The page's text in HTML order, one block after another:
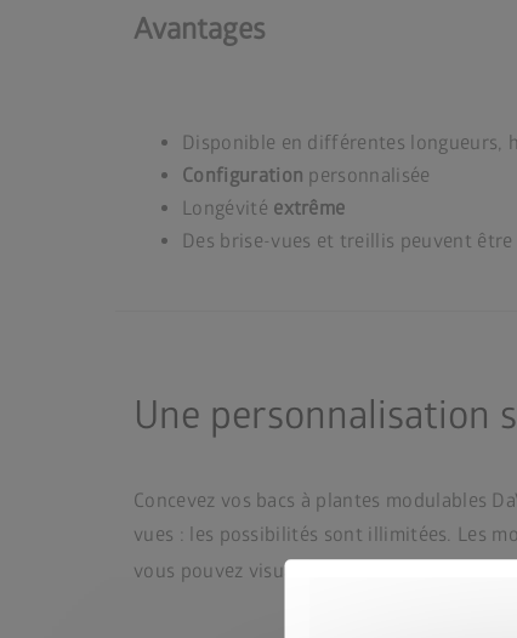
Avantages
Disponible en différentes longueurs,
Configuration personnalisée
Longévité extrême
Des brise-vues et treillis peuvent
Une personnalisation
Concevez vos bacs à plantes modulables
vues : les possibilités sont illimitées. Les
vous pouvez visualiser vos bacs à plantes